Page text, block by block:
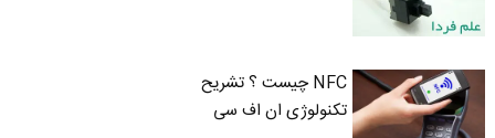
NFC چیست ؟ تشریح
تکنولوژی ان اف سی